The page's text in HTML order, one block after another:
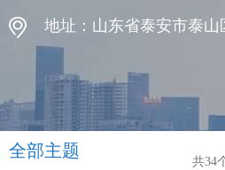
地址：山东省泰安市泰山
全部主题
共34